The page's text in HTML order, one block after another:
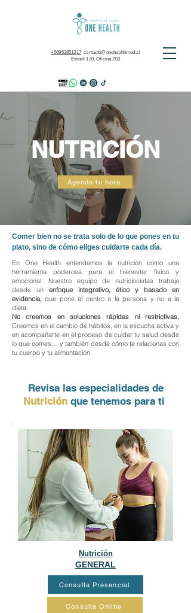
+56962851317 contacto@onehealthmed.cl
Estoril 120, Oficina 203
NUTRICIÓN
Agenda tu hora
Comer bien no se trata solo de lo que pones en tu
plato, sino de cómo eliges cuidarte cada día.
En One Health entendemos la nutrición como una
herramienta poderosa para el bienestar físico y
emocional. Nuestro equipo de nutricionistas trabaja
desde un enfoque integrativo, ético y basado en
evidencia, que pone al centro a la persona y no a la
dieta.
No creemos en soluciones rápidas ni restrictivas.
Creemos en el cambio de hábitos, en la escucha activa y
en acompañarte en el proceso de cuidar tu salud desde
lo que comes… y también desde cómo te relacionas con
tu cuerpo y tu alimentación.
Revisa las especialidades de
Nutrición que tenemos para ti
Nutrición
GENERAL
Consulta Presencial
Consulta Online